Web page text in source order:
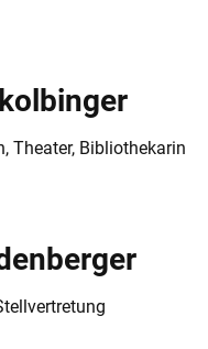
Theater, Bibliothekarin